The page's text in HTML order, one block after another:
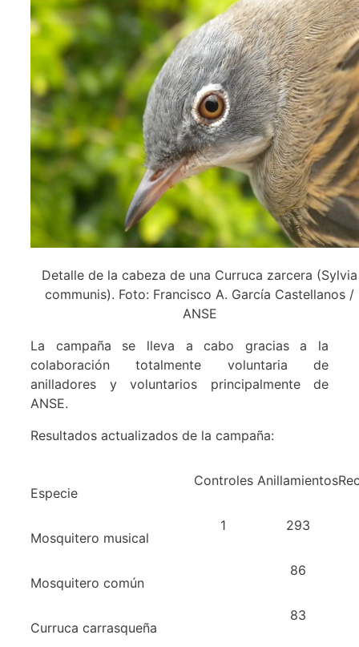
Detalle de la cabeza de una Curruca zarcera (Sylvia
communis). Foto: Francisco A. García Castellanos /
ANSE
La campaña se lleva a cabo gracias a la
colaboración totalmente voluntaria de
anilladores y voluntarios principalmente de
ANSE.
Resultados actualizados de la campaña:
Especie
Controles Anillamientos
Mosquitero musical
1 293
Mosquitero común
86
Curruca carrasqueña
83